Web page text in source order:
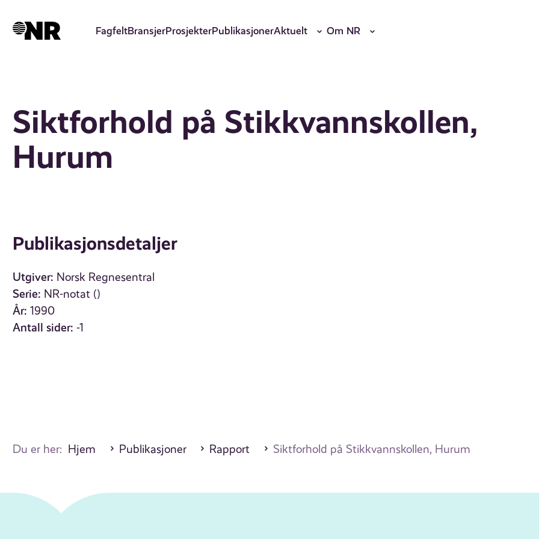
hovedinnhold
FagfeltBransjerProsjekterPublikasjonerAktuelt Om NR
Siktforhold på Stikkvannskollen,
Hurum
Publikasjonsdetaljer
Utgiver: Norsk Regnesentral
Serie: NR-notat ()
År: 1990
Antall sider: -1
Du er her: Hjem Publikasjoner Rapport Siktforhold på Stikkvannskollen, Hurum